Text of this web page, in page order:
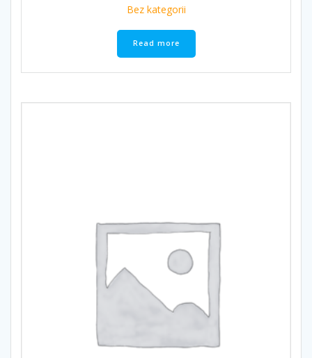
Bez kategorii
Read more